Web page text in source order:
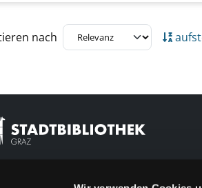
Suchfiltern springen
nach